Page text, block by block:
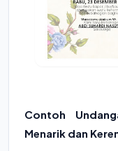
Contoh
Menarik dan